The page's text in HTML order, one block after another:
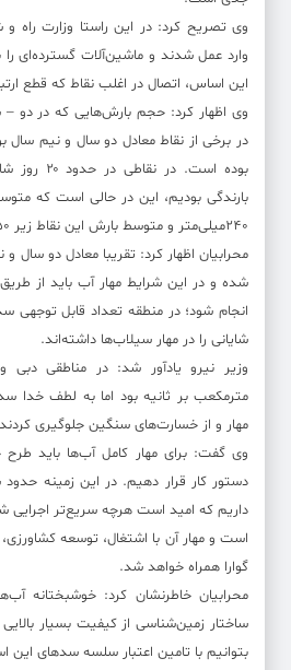
وی تصریح کرد: در این راستا وزارت راه و
وارد عمل شدند و ماشین‌آلات گسترده‌ای را
این اساس، اتصال در اغلب نقاط که قطع
وی اظهار کرد: حجم بارش‌هایی که در دو –
در برخی از نقاط معادل دو سال و نیم سال
بارندگی بودیم، این در حالی است که
۲۴۰میلی‌متر و متوسط بارش این نقاط زیر ۱۵۰ میلی‌متر است.
محرابیان اظهار کرد: تقریبا معادل دو سال
شده و در این شرایط مهار آب باید از طریق
انجام شود؛ در منطقه تعداد قابل
شایانی را در مهار سیلاب‌ها داشته‌اند.
مترمکعب بر ثانیه بود اما به لطف خدا
مهار و از خسارت‌های سنگین جلوگیری
وی گفت: برای مهار کامل آب‌ها باید طرح
دستور کار قرار دهیم. در این زمینه
داریم که امید است هرچه سریع‌تر اجرایی
است و مهار آن با اشتغال، توسعه
گوارا همراه خواهد شد.
محرابیان خاطرنشان کرد: خوشبختانه
ساختار زمین‌شناسی از کیفیت بسیار
بتوانیم با تامین اعتبار سلسه سدهای این